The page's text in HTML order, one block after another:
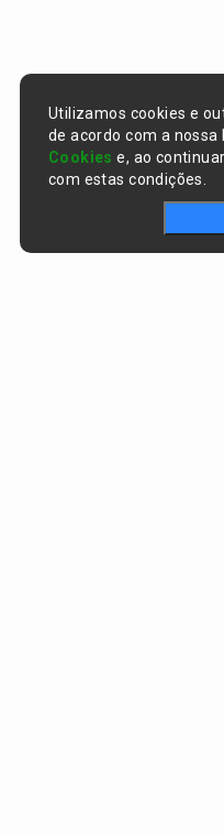
Utilizamos cookies e
de acordo com a nossa
Cookies e, ao
com estas condições.